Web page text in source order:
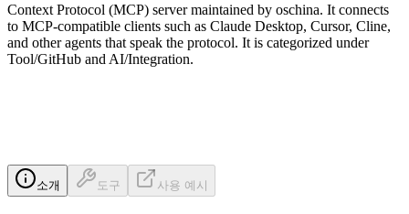
Context Protocol (MCP) server maintained by oschina. It connects
to MCP-compatible clients such as Claude Desktop, Cursor, Cline,
and other agents that speak the protocol. It is categorized under
Tool/GitHub and AI/Integration.
소개 도구 사용 예시